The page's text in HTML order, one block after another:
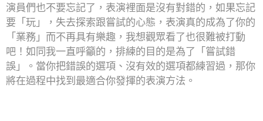
演員們也不要忘記了，表演裡面是沒有對錯的，如果忘記
要「玩」，失去探索跟嘗試的心態，表演真的成為了你的
「業務」而不再具有樂趣，我想觀眾看了也很難被打動
吧！如同我一直呼籲的，排練的目的是為了「嘗試錯
誤」。當你把錯誤的選項、沒有效的選項都練習過，那你
將在過程中找到最適合你發揮的表演方法。